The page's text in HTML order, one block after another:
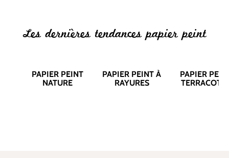
Les dernières tendances papier peint
PAPIER PEINT
NATURE
PAPIER PEINT À
RAYURES
PAPIER